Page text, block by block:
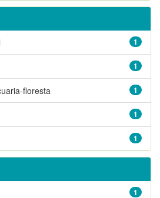
1
1
1
floresta
1
1
1